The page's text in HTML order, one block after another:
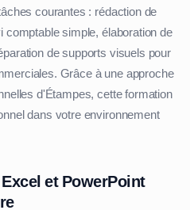
courantes : rédaction de
simple, élaboration de
de supports visuels pour
Grâce à une approche
d'Étampes, cette formation
dans votre environnement
et PowerPoint